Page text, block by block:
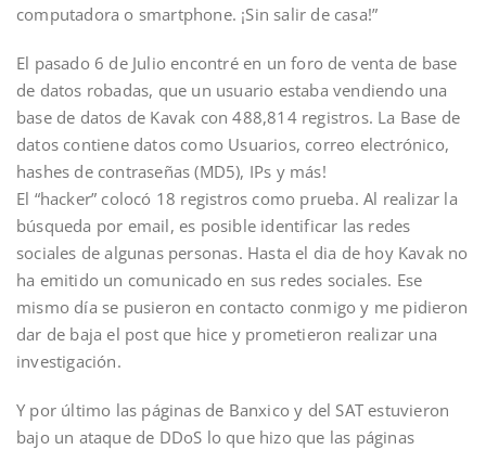
computadora o smartphone. ¡Sin salir de casa!”
El pasado 6 de Julio encontré en un foro de venta de base
de datos robadas, que un usuario estaba vendiendo una
base de datos de Kavak con 488,814 registros. La Base de
datos contiene datos como Usuarios, correo electrónico,
hashes de contraseñas (MD5), IPs y más!
El “hacker” colocó 18 registros como prueba. Al realizar la
búsqueda por email, es posible identificar las redes
sociales de algunas personas. Hasta el dia de hoy Kavak no
ha emitido un comunicado en sus redes sociales. Ese
mismo día se pusieron en contacto conmigo y me pidieron
dar de baja el post que hice y prometieron realizar una
investigación.
Y por último las páginas de Banxico y del SAT estuvieron
bajo un ataque de DDoS lo que hizo que las páginas